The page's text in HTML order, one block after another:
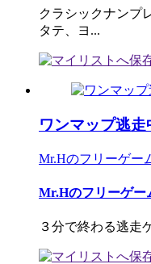
クラシックナンプ
タテ、ヨ...
ワンマップ逃走
Mr.Hのフリーゲー
Mr.Hのフリーゲー
３分で終わる逃走